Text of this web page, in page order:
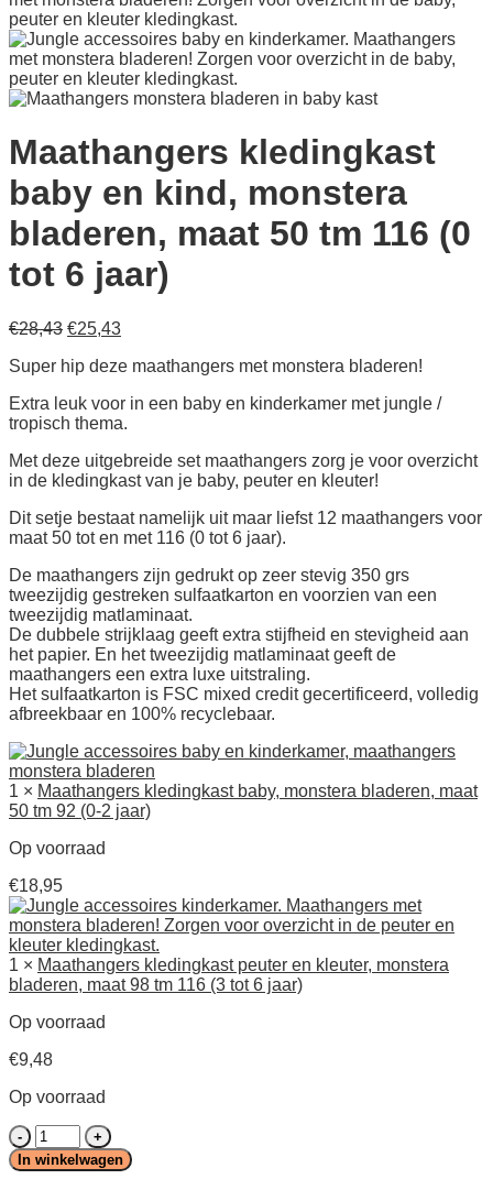
Maathangers kledingkast
baby en kind, monstera
bladeren, maat 50 tm 116 (0
tot 6 jaar)
€28,43 Oorspronkelijke
was:
€25,43Huidige
is:
Super hip deze maathangers met monstera bladeren!
Extra leuk voor in een baby en kinderkamer met jungle /
tropisch thema.
Met deze uitgebreide set maathangers zorg je voor overzicht
in de kledingkast van je baby, peuter en kleuter!
Dit setje bestaat namelijk uit maar liefst 12 maathangers voor
maat 50 tot en met 116 (0 tot 6 jaar).
De maathangers zijn gedrukt op zeer stevig 350 grs
tweezijdig gestreken sulfaatkarton en voorzien van een
tweezijdig matlaminaat.
De dubbele strijklaag geeft extra stijfheid en stevigheid aan
het papier. En het tweezijdig matlaminaat geeft de
maathangers een extra luxe uitstraling.
Het sulfaatkarton is FSC mixed credit gecertificeerd, volledig
afbreekbaar en 100% recyclebaar.
1 × Maathangers kledingkast baby, monstera bladeren, maat
50 tm 92 (0-2 jaar)
Op voorraad
€18,95
1 × Maathangers kledingkast peuter en kleuter, monstera
bladeren, maat 98 tm 116 (3 tot 6 jaar)
Op voorraad
€9,48
Op voorraad
Maathangers
kledingkast
baby
In winkelwagen